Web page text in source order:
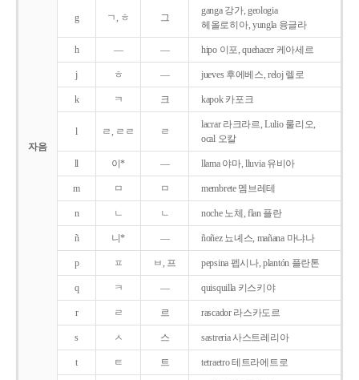
자음
g ㄱ, ㅎ 그
ganga 강가, geologia
헤올로히아, yungla 융글라
h ― ― hipo 이포, quehacer 케아세르
j ㅎ ― jueves 후에베스, reloj 렐로
k ㅋ 크 kapok 카포크
l ㄹ, ㄹㄹ ㄹ
lacrar 라크라르, Lulio 룰리오,
ocal 오칼
ll 이* ― llama 야마, lluvia 유비아
m ㅁ ㅁ membrete 멤브레테
n ㄴ ㄴ noche 노체, flan 플란
ñ 니* ― ñoñez 뇨녜스, mañana 마냐나
p ㅍ ㅂ, 프 pepsina 펩시나, plantón 플란톤
q ㅋ ― quisquilla 키스키야
r ㄹ 르 rascador 라스카도르
s ㅅ 스 sastreria 사스트레리아
t ㅌ 트 tetraetro 테트라에트로